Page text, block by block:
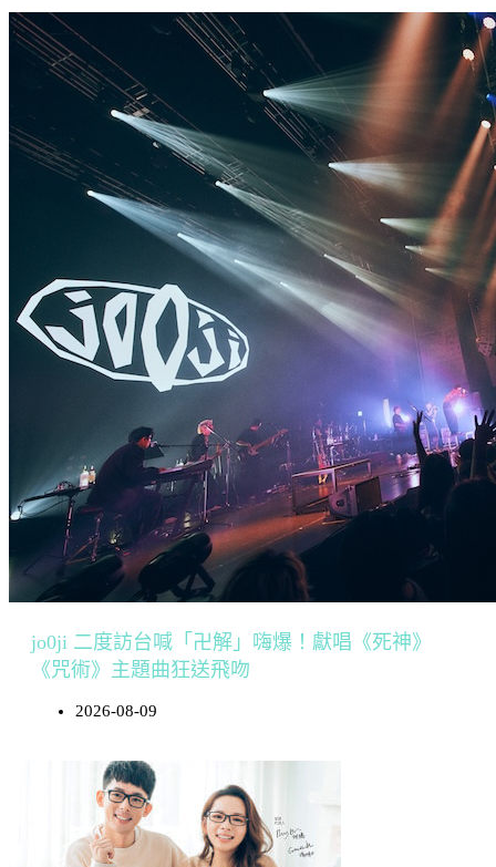
jo0ji 二度訪台喊「卍解」嗨爆！獻唱《死神》
《咒術》主題曲狂送飛吻
2026-08-09